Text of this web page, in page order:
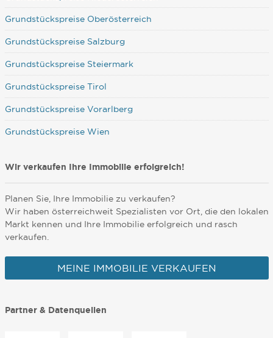
Grundstückspreise Oberösterreich
Grundstückspreise Salzburg
Grundstückspreise Steiermark
Grundstückspreise Tirol
Grundstückspreise Vorarlberg
Grundstückspreise Wien
Wir verkaufen Ihre Immobilie erfolgreich!
Planen Sie, Ihre Immobilie zu verkaufen?
Wir haben österreichweit Spezialisten vor Ort, die den lokalen
Markt kennen und Ihre Immobilie erfolgreich und rasch
verkaufen.
MEINE IMMOBILIE VERKAUFEN
Partner & Datenquellen